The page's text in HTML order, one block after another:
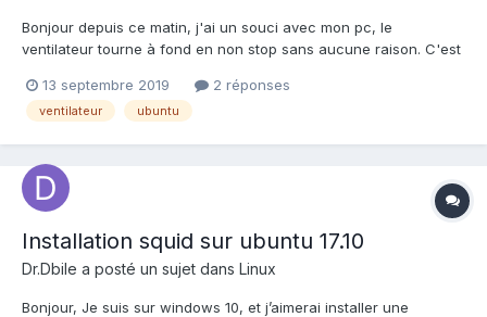
Bonjour depuis ce matin, j'ai un souci avec mon pc, le
ventilateur tourne à fond en non stop sans aucune raison. C'est
notamment... Mon PC Dell est neuf depuis 1 mois seulement.
Donc le ventilo n'est pas encrassé par de la poussièr...
13 septembre 2019 2 réponses
ventilateur ubuntu
Installation squid sur ubuntu 17.10
Dr.Dbile a posté un sujet dans Linux
Bonjour, Je suis sur windows 10, et j’aimerai installer une